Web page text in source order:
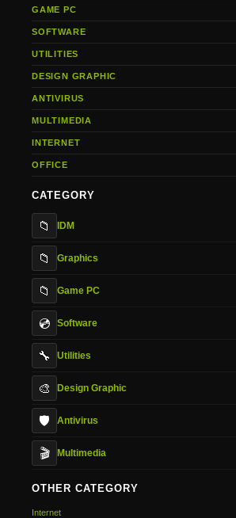
GAME PC
SOFTWARE
UTILITIES
DESIGN GRAPHIC
ANTIVIRUS
MULTIMEDIA
INTERNET
OFFICE
CATEGORY
📁 IDM
📁 Graphics
📁 Game PC
💿 Software
🔧 Utilities
🎨 Design Graphic
🛡️ Antivirus
🎬 Multimedia
OTHER CATEGORY
Internet